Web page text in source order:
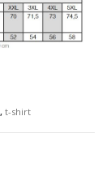
, t-shirt